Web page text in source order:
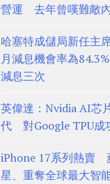
營運 去年曾嘆難敵
哈塞特成儲局新任主
月減息機會率為
減息三次
英偉達：Nvidia AI芯
代 對Google TPU成
iPhone 17系列熱賣
星、重奪全球最大智